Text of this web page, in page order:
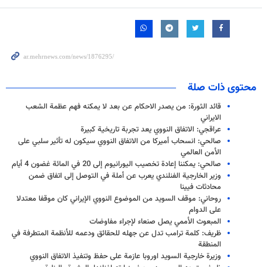
محتوى ذات صلة
قائد الثورة: من يصدر الاحكام عن بعد لا يمكنه فهم عظمة الشعب
الايراني
عراقجي: الاتفاق النووي يعد تجربة تاريخية كبيرة
صالحي: انسحاب أميركا من الاتفاق النووي سيكون له تأثير سلبي على
الأمن العالمي
صالحي: يمكننا إعادة تخصيب اليورانيوم إلى 20 في المائة غضون 4 أيام
وزير الخارجية الفنلندي يعرب عن أملة في التوصل إلى اتفاق ضمن
محادثات فيينا
روحاني: موقف السويد من الموضوع النووي الإيراني كان موقفا معتدلا
على الدوام
المبعوث الأممي يصل صنعاء لإجراء مفاوضات
ظريف: كلمة ترامب تدل عن جهله للحقائق ودعمه للأنظمة المتطرفة في
المنطقة
وزيرة خارجية السويد اوروبا عازمة على حفظ وتنفيذ الاتفاق النووي